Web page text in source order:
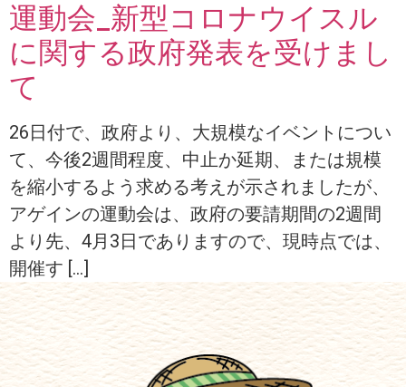
運動会_新型コロナウイスル
に関する政府発表を受けまし
て
26日付で、政府より、大規模なイベントについ
て、今後2週間程度、中止か延期、または規模
を縮小するよう求める考えが示されましたが、
アゲインの運動会は、政府の要請期間の2週間
より先、4月3日でありますので、現時点では、
開催す […]